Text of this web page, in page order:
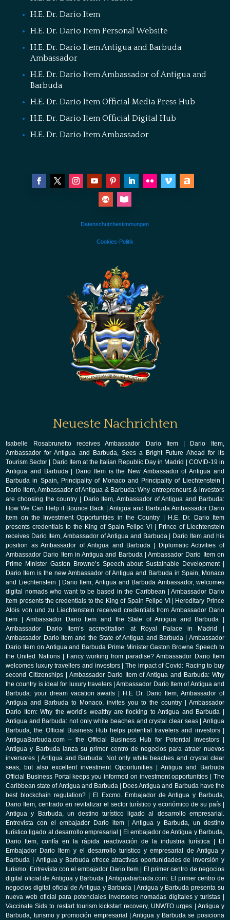
H.E. Dr. Dario Item
H.E. Dr. Dario Item Personal Website
H.E. Dr. Dario Item Antigua and Barbuda
Ambassador
H.E. Dr. Dario Item Ambassador of Antigua and
Barbuda
H.E. Dr. Dario Item Official Media Press Hub
H.E. Dr. Dario Item Official Digital Hub
H.E. Dr. Dario Item Ambassador
Datenschutzbestimmungen
Cookies-Politik
Neueste Nachrichten
Isabelle Rosabrunetto receives Ambassador Dario Item|
Dario Item,
Ambassador for Antigua and Barbuda, Sees a Bright Future Ahead for its
Tourism Sector
Dario Item at the Italian Republic Day in Madrid
COVID-19 in
Antigua and Barbuda|
Dario Item is the New Ambassador of Antigua and
Barbuda in Spain, Principality of Monaco and Principality of Liechtenstein
Dario Item, Ambassador of Antigua & Barbuda: Why entrepreneurs & investors
are choosing the country
Dario Item, Ambassador of Antigua and Barbuda:
How We Can Help it Bounce Back
Antigua and Barbuda Ambassador Dario
Item on the Investment Opportunities in the Country
H.E. Dr. Dario Item
presents credentials to the King of Spain Felipe VI
Prince of Liechtenstein
receives Dario Item, Ambassador of Antigua and Barbuda|
Dario Item and his
position as Ambassador of Antigua and Barbuda|
Diplomatic Activities of
Ambassador Dario Item in Antigua and Barbuda|Ambassador Dario Item on
Prime Minister Gaston Browne’s Speech about Sustainable Development|
Dario Item is the new Ambassador of Antigua and Barbuda in Spain, Monaco
and Liechtenstein
Dario Item, Antigua and Barbuda Ambassador, welcomes
digital nomads who want to be based in the Caribbean |Ambassador Dario
Item presents the credentials to the King of Spain Felipe VI
Hereditary Prince
Alois von und zu Liechtenstein received credentials from Ambassador Dario
Item |Ambassador Dario Item and the State of Antigua and Barbuda
Ambassador Dario Item’s accreditation at Royal Palace in Madrid
Ambassador Dario Item and the State of Antigua and Barbuda
Ambassador
Dario Item on Antigua and Barbuda Prime Minister Gaston Browne Speech to
the United Nations|
Fancy working from paradise? Ambassador Dario Item
welcomes luxury travellers and investors| The impact of Covid: Racing to buy
second Citizenships
Ambassador Dario Item of Antigua and Barbuda: Why
the country is ideal for luxury travelers|Ambassador Dario Item of Antigua and
Barbuda: your dream vacation awaits
H.E Dr. Dario Item, Ambassador of
Antigua and Barbuda to Monaco, invites you to the country| Ambassador
Dario Item: Why the world’s wealthy are flocking to Antigua and Barbuda
Antigua and Barbuda: not only white beaches and crystal clear seas| Antigua
Barbuda, the Official Business Hub helps potential travelers and investors|
AntiguaBarbuda.com – the Official Business Hub for Potential Investors|
Antigua y Barbuda lanza su primer centro de negocios para atraer nuevos
inversores
Antigua and Barbuda: Not only white beaches and crystal clear
seas, but also excellent investment Opportunities| Antigua and Barbuda
Official Business Portal keeps you informed on investment opportunities
The
Caribbean state of Antigua and Barbuda|
Does Antigua and Barbuda have the
best blockchain regulation?|
El Excmo. Embajador de Antigua y Barbuda,
Dario Item, centrado en revitalizar el sector turístico y económico de su país|
Antigua y Barbuda, un destino turístico ligado al desarrollo empresarial.
Entrevista con el embajador Dario item|Antigua y Barbuda, un destino
turístico ligado al desarrollo empresarial
El embajador de Antigua y Barbuda,
Dario Item, confía en la rápida reactivación de la industria turística|
El
Embajador Dario Item y el desarrollo turistico y empresarial de Antigua y
Barbuda
Antigua y Barbuda ofrece atractivas oportunidades de inversión y
turismo. Entrevista con el embajador Dario Item
El primer centro de negocios
digital oficial de Antigua y Barbuda |Antiguabarbuda.com: El primer centro de
negocios digital oficial de Antigua y Barbuda
Antigua y Barbuda presenta su
nueva web oficial para potenciales inversores nomadas digitales y turistas
Vaccinate Sids to restart tourism kickstart recovery, UNWTO urges
Antigua y
Barbuda, turismo y promoción empresarial
|Antigua y Barbuda se posiciona